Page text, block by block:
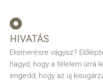
HIVATÁS
Elismerésre vágysz?
hagyd, hogy a félelem úrrá
engedd, hogy az új